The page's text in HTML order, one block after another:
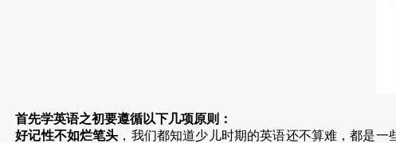
首先学英语之初要遵循以下几项原则：
好记性不如烂笔头 ，我们都知道少儿时期的英语还不算难，都是